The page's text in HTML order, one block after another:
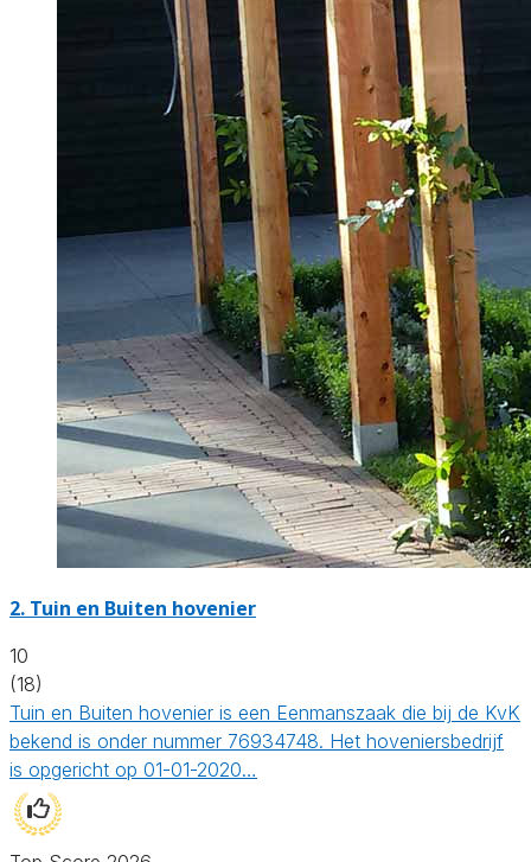
2. Tuin en Buiten hovenier
10
(18)
Tuin en Buiten hovenier is een Eenmanszaak die bij de KvK
bekend is onder nummer 76934748. Het hoveniersbedrijf
is opgericht op 01-01-2020…